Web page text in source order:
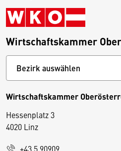
Wirtschaftskammer
Wirtschaftskammer
Hessenplatz 3
4020 Linz
+43 5 90909